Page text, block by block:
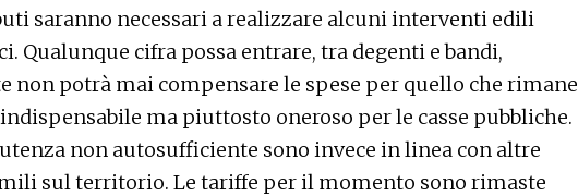
saranno necessari a realizzare alcuni interventi edili
Qualunque cifra possa entrare, tra degenti e bandi,
non potrà mai compensare le spese per quello che rimane
ma piuttosto oneroso per le casse pubbliche.
non autosufficiente sono invece in linea con altre
sul territorio. Le tariffe per il momento sono rimaste